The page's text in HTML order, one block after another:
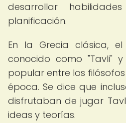
desarrollar
planificación.
En la Grecia clásica,
conocido como "Tavli"
popular entre los
época. Se dice que
disfrutaban de jugar
ideas y teorías.